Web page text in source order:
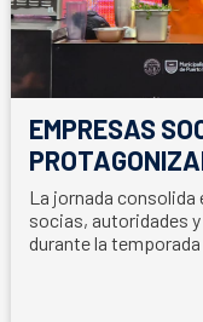
EMPRESAS
LA
EN SEMANA
La jornada consolida
socias, autoridades
durante la